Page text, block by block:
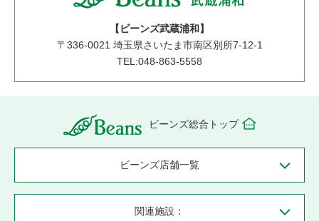
【ビーンズ武蔵浦和】
〒 336-0021 埼玉県さいたま市南区別所7-12-1
TEL:048-863-5558
ビーンズ総合トップ
ビーンズ店舗一覧
関連施設：